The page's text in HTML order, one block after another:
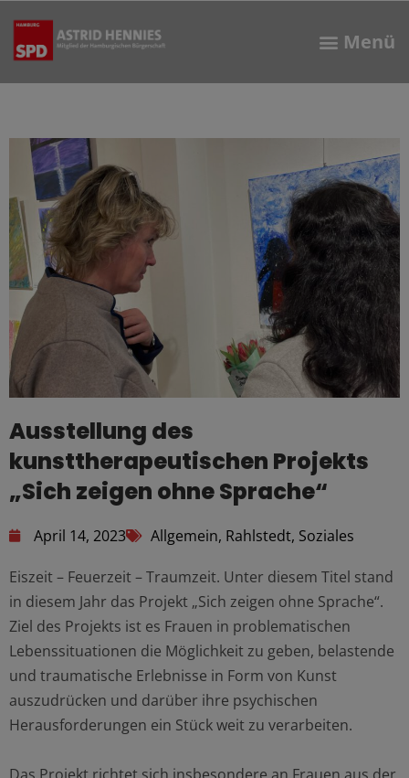
Ausstellung des
kunsttherapeutischen Projekts
„Sich zeigen ohne Sprache“
April 14, 2023 Allgemein, Rahlstedt, Soziales
Eiszeit – Feuerzeit – Traumzeit. Unter diesem Titel stand
in diesem Jahr das Projekt „Sich zeigen ohne Sprache“.
Ziel des Projekts ist es Frauen in problematischen
Lebenssituationen die Möglichkeit zu geben, belastende
und traumatische Erlebnisse in Form von Kunst
auszudrücken und darüber ihre psychischen
Herausforderungen ein Stück weit zu verarbeiten.